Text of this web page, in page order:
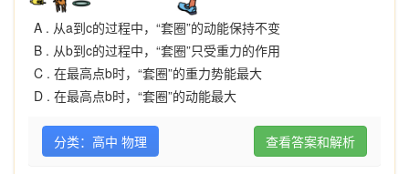
A . 从a到c的过程中，“套圈”的动能保持不变
B . 从b到c的过程中，“套圈”只受重力的作用
C . 在最高点b时，“套圈”的重力势能最大
D . 在最高点b时，“套圈”的动能最大
分类：高中 物理 查看答案和解析